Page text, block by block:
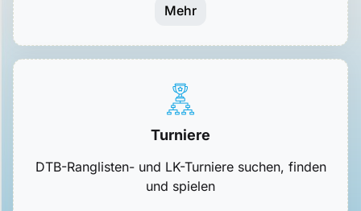
Mehr
Turniere
DTB-Ranglisten- und LK-Turniere suchen, finden
und spielen